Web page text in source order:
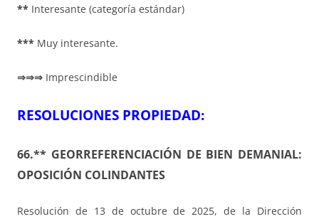
** Interesante (categoría estándar)
*** Muy interesante.
⇒⇒⇒ Imprescindible
RESOLUCIONES PROPIEDAD:
66.** GEORREFERENCIACIÓN DE BIEN DEMANIAL:
OPOSICIÓN COLINDANTES
Resolución de 13 de octubre de 2025, de la Dirección